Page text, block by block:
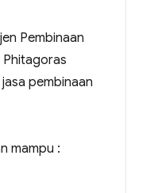
Pembinaan
Phitagoras
pembinaan
mampu :